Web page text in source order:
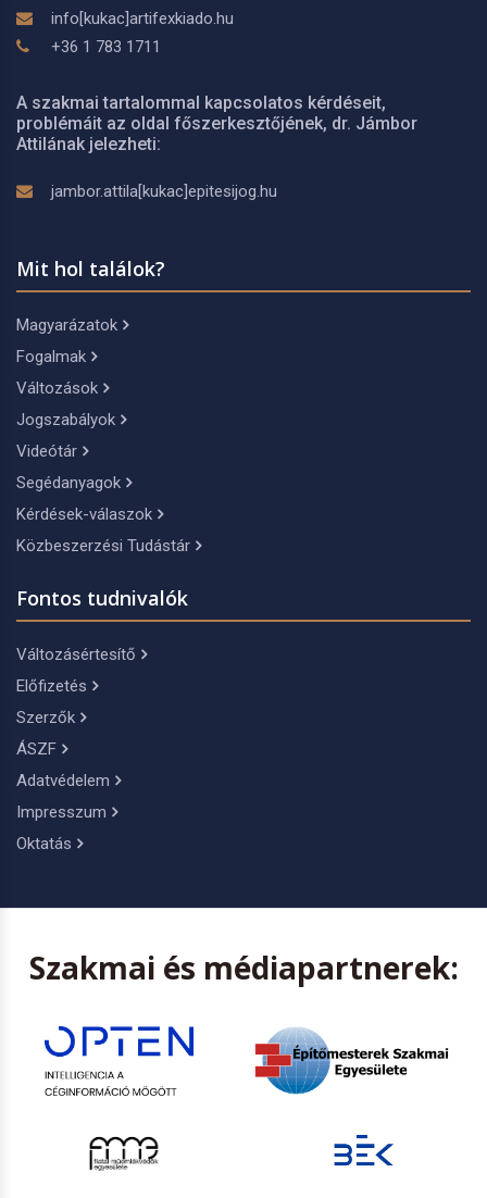
info[kukac]artifexkiado.hu
+36 1 783 1711
A szakmai tartalommal kapcsolatos kérdéseit,
problémáit az oldal főszerkesztőjének, dr. Jámbor
Attilának jelezheti:
jambor.attila[kukac]epitesijog.hu
Mit hol találok?
Magyarázatok
Fogalmak
Változások
Jogszabályok
Videótár
Segédanyagok
Kérdések-válaszok
Közbeszerzési Tudástár
Fontos tudnivalók
Változásértesítő
Előfizetés
Szerzők
ÁSZF
Adatvédelem
Impresszum
Oktatás
Szakmai és médiapartnerek: